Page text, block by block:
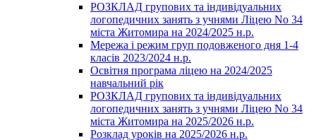
РОЗКЛАД групових та індивідуальних
логопедичних занять з учнями Ліцею No 34
міста Житомира на 2024/2025 н.р.
Мережа і режим груп подовженого дня 1-4
класів 2023/2024 н.р.
Освітня програма ліцею на 2024/2025
навчальний рік
РОЗКЛАД групових та індивідуальних
логопедичних занять з учнями Ліцею No 34
міста Житомира на 2025/2026 н.р.
Розклад уроків на 2025/2026 н.р.